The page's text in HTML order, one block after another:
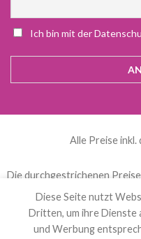
Ich bin mit der
Alle Preise inkl.
Die durchgestrichenen
Diese Seite nutzt
Dritten, um ihre Dienste
und Werbung
العربية(Arabisch)